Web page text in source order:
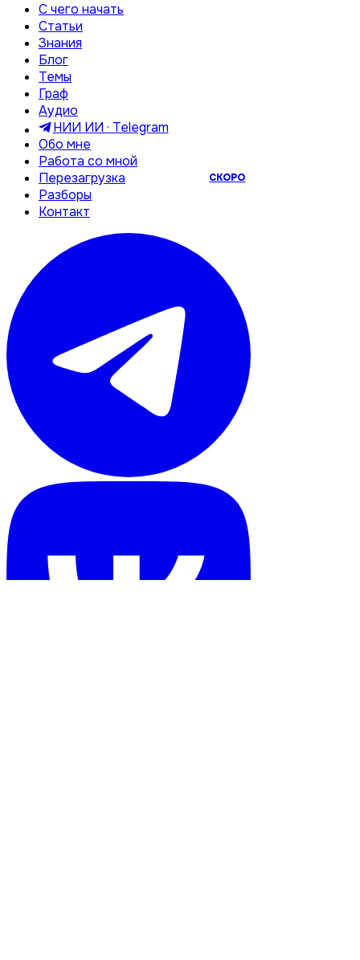
С чего начать
Статьи
Знания
Блог
Темы
Граф
Аудио
НИИ ИИ · Telegram
Обо мне
Работа со мной
Перезагрузка
СКОРО
Разборы
Контакт